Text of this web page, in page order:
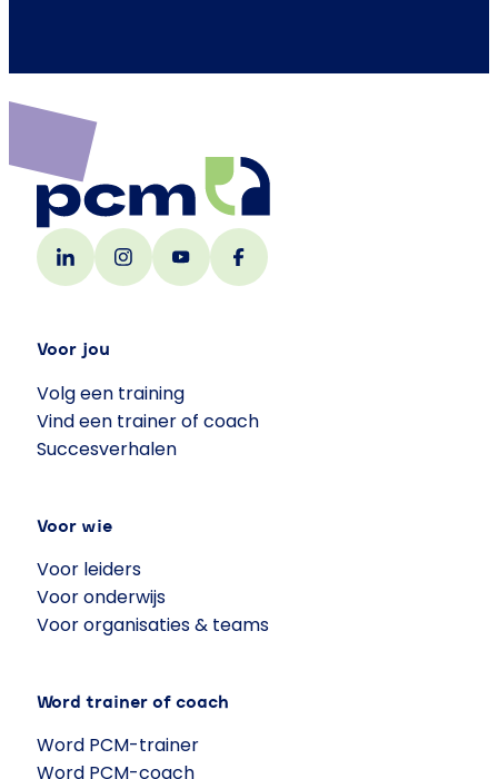
Voor jou
Volg een training
Vind een trainer of coach
Succesverhalen
Voor wie
Voor leiders
Voor onderwijs
Voor organisaties & teams
Word trainer of coach
Word PCM-trainer
Word PCM-coach